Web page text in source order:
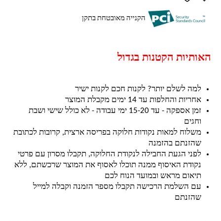
הקנייה מאובטחת בתקן
האותיות הקטנות בגדול
למה לשלם יותר? לקנות חכם לקנות ישיר
אחריות והחלפות עד 14 ימים מקבלת המוצר
זמן אספקה - עד 15-20 ימי עבודה - לא כולל שישי ושבת
וחגים
משלוח למאות נקודות חלוקה בפריסה ארצית, קרובות לכתובת
שהזנתם בהזמנה
לפני הגעת החבילה לנקודת החלוקה, תקבלו מסרון עם פרטי
נקודת האיסוף ממנה תוכלו לאסוף את המוצר שרכשתם, ללא
תיאום מראש ובמועד הנוח לכם
עם השלמת הרכישה תקבלו מספר הזמנה וקבלה למייל
שהזנתם